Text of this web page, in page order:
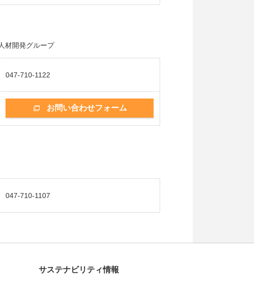
材開発グループ
047-710-1122
お問い合わせフォーム
047-710-1107
サステナビリティ情報